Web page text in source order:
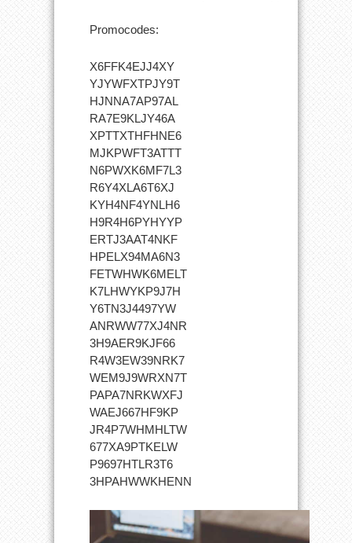
Promocodes:
X6FFK4EJJ4XY
YJYWFXTPJY9T
HJNNA7AP97AL
RA7E9KLJY46A
XPTTXTHFHNE6
MJKPWFT3ATTT
N6PWXK6MF7L3
R6Y4XLA6T6XJ
KYH4NF4YNLH6
H9R4H6PYHYYP
ERTJ3AAT4NKF
HPELX94MA6N3
FETWHWK6MELT
K7LHWYKP9J7H
Y6TN3J4497YW
ANRWW77XJ4NR
3H9AER9KJF66
R4W3EW39NRK7
WEM9J9WRXN7T
PAPA7NRKWXFJ
WAEJ667HF9KP
JR4P7WHMHLTW
677XA9PTKELW
P9697HTLR3T6
3HPAHWWKHENN